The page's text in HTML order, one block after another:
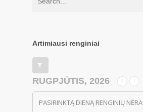
Artimiausi renginiai
RUGPJŪTIS, 2026
PASIRINKTĄ DIENĄ RENGINIŲ NĖRA